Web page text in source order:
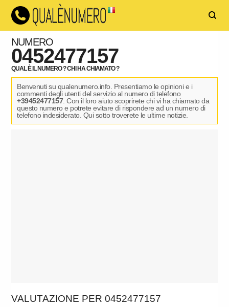
NUMERO
0452477157
QUAL È IL NUMERO ? CHI HA CHIAMATO ?
Benvenuti su qualenumero.info. Presentiamo le opinioni e i
commenti degli utenti del servizio al numero di telefono
+39452477157. Con il loro aiuto scoprirete chi vi ha chiamato da
questo numero e potrete evitare di rispondere ad un numero di
telefono indesiderato. Qui sotto troverete le ultime notizie.
VALUTAZIONE PER 0452477157